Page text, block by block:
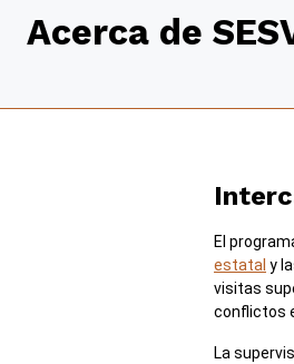
Acerca de
El
estatal y
visitas
conflictos
La